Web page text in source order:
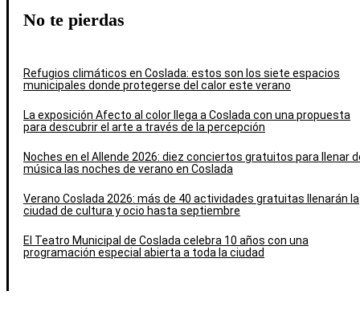
No te pierdas
Refugios climáticos en Coslada: estos son los siete espacios
municipales donde protegerse del calor este verano
La exposición Afecto al color llega a Coslada con una propuesta
para descubrir el arte a través de la percepción
Noches en el Allende 2026: diez conciertos gratuitos para llenar
música las noches de verano en Coslada
Verano Coslada 2026: más de 40 actividades gratuitas llenarán la
ciudad de cultura y ocio hasta septiembre
El Teatro Municipal de Coslada celebra 10 años con una
programación especial abierta a toda la ciudad